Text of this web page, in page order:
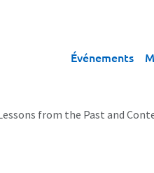
Événements
from the Past and